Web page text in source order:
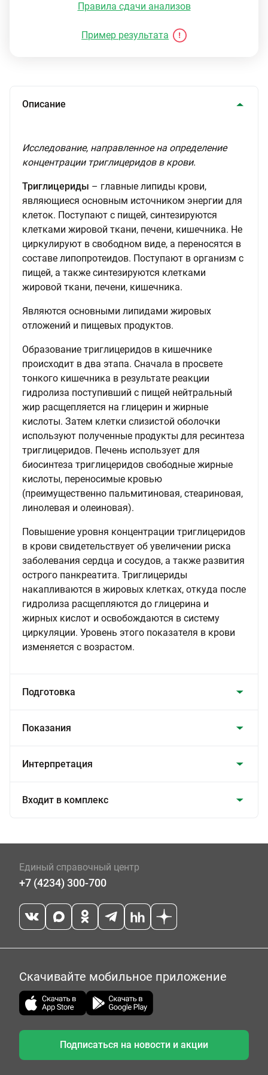
Правила сдачи анализов
Пример результата
Описание
Исследование, направленное на определение
концентрации триглицеридов в крови.
Триглицериды – главные липиды крови,
являющиеся основным источником энергии для
клеток. Поступают с пищей, синтезируются
клетками жировой ткани, печени, кишечника. Не
циркулируют в свободном виде, а переносятся в
составе липопротеидов. Поступают в организм с
пищей, а также синтезируются клетками
жировой ткани, печени, кишечника.
Являются основными липидами жировых
отложений и пищевых продуктов.
Образование триглицеридов в кишечнике
происходит в два этапа. Сначала в просвете
тонкого кишечника в результате реакции
гидролиза поступивший с пищей нейтральный
жир расщепляется на глицерин и жирные
кислоты. Затем клетки слизистой оболочки
используют полученные продукты для ресинтеза
триглицеридов. Печень использует для
биосинтеза триглицеридов свободные жирные
кислоты, переносимые кровью
(преимущественно пальмитиновая, стеариновая,
линолевая и олеиновая).
Повышение уровня концентрации триглицеридов
в крови свидетельствует об увеличении риска
заболевания сердца и сосудов, а также развития
острого панкреатита. Триглицериды
накапливаются в жировых клетках, откуда после
гидролиза расщепляются до глицерина и
жирных кислот и освобождаются в систему
циркуляции. Уровень этого показателя в крови
изменяется с возрастом.
Подготовка
Показания
Интерпретация
Входит в комплекс
Единый справочный центр
+7 (4234) 300-700
Скачивайте мобильное приложение
Подписаться на новости и акции